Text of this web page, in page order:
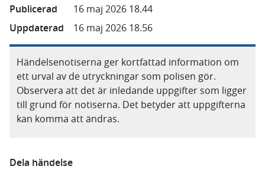
Publicerad
16 maj 2026 18.44
Uppdaterad
16 maj 2026 18.56
Händelsenotiserna ger kortfattad information om
ett urval av de utryckningar som polisen gör.
Observera att det är inledande uppgifter som ligger
till grund för notiserna. Det betyder att uppgifterna
kan komma att ändras.
Dela händelse